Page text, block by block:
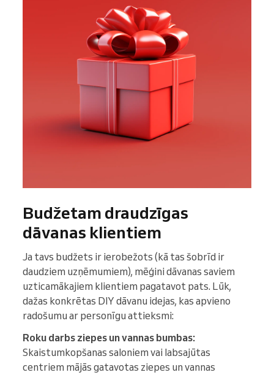
Budžetam draudzīgas
dāvanas klientiem
Ja tavs budžets ir ierobežots (kā tas šobrīd ir
daudziem uzņēmumiem), mēģini dāvanas saviem
uzticamākajiem klientiem pagatavot pats. Lūk,
dažas konkrētas DIY dāvanu idejas, kas apvieno
radošumu ar personīgu attieksmi:
Roku darbs ziepes un vannas bumbas:
Skaistumkopšanas saloniem vai labsajūtas
centriem mājās gatavotas ziepes un vannas